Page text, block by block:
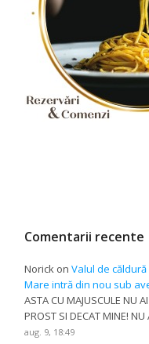
Comentarii recente
Norick onValul de
Mare intră din nou sub
ASTA CU MAJUSCULE NU
PROST SI DECAT MINE! NU
aug. 9, 18:49